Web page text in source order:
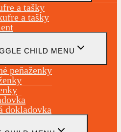
a tašky
a tašky
CHILD MENU
peňaženky
dokladovka